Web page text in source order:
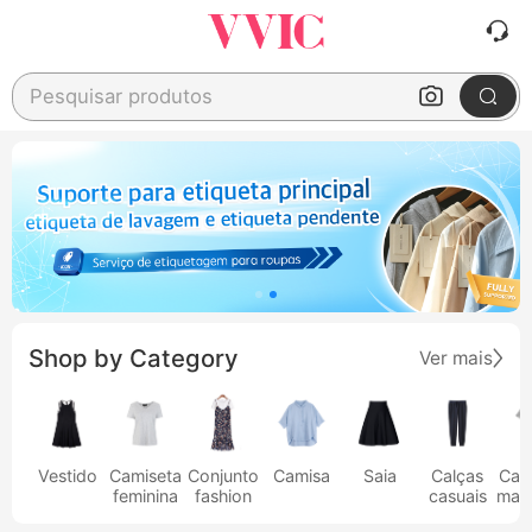
Pesquisar produtos
Shop by Category Ver mais
Vestido
Camiseta
feminina
Conjunto
fashion
Camisa Saia
Calças
casuais